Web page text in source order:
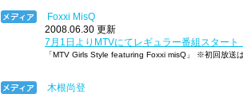
Foxxi MisQ
2008.06.30 更新
7月1日よりMTVにてレギュラー番組スタート
「MTV Girls Style featuring Foxxi misQ」 ※初回放
木根尚登